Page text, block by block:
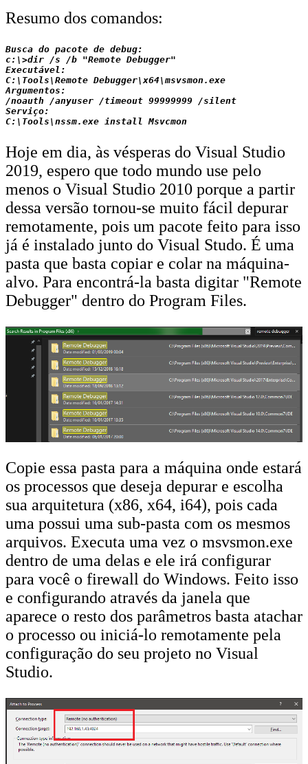
Resumo dos comandos:
Busca do pacote de debug:
c:\>dir /s /b "Remote Debugger"
Executável:
C:\Tools\Remote Debugger\x64\msvsmon.exe
Argumentos:
/noauth /anyuser /timeout 99999999 /silent
Serviço:
Hoje em dia, às vésperas do Visual Studio
2019, espero que todo mundo use pelo
menos o Visual Studio 2010 porque a partir
dessa versão tornou-se muito fácil depurar
remotamente, pois um pacote feito para isso
já é instalado junto do Visual Studo. É uma
pasta que basta copiar e colar na máquina-
alvo. Para encontrá-la basta digitar "Remote
Debugger" dentro do Program Files.
Copie essa pasta para a máquina onde estará
os processos que deseja depurar e escolha
sua arquitetura (x86, x64, i64), pois cada
uma possui uma sub-pasta com os mesmos
arquivos. Executa uma vez o msvsmon.exe
dentro de uma delas e ele irá configurar
para você o firewall do Windows. Feito isso
e configurando através da janela que
aparece o resto dos parâmetros basta atachar
o processo ou iniciá-lo remotamente pela
configuração do seu projeto no Visual
Studio.